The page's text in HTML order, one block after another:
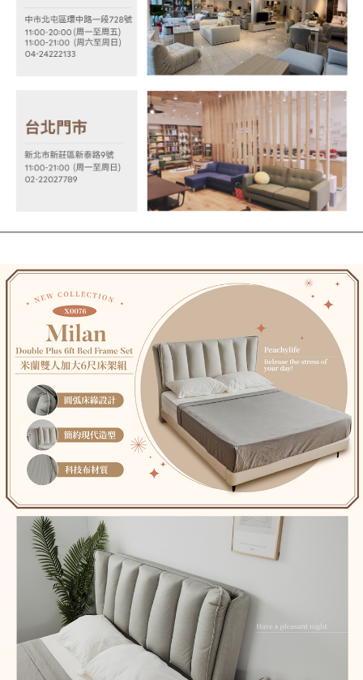
２．關於個人資料處理事宜，請瀏覽以下網址：
https://aftee.tw/terms/#terms3
３．未成年的使用者請事先徵得法定代理人或監護人之同意方可使用
「AFTEE先享後付」，若未經同意申辦者引起之損失，本公司不負相關責
時審查核予不同之上限額度；若仍有額度不足之情形，本公司將視審查結果
５．嚴禁一人註冊多個帳號或使用他人資訊註冊。若發現惡意使用之情形，
恩沛科技股份有限公司將有權停止該用戶之使用額度並採取法律行動。